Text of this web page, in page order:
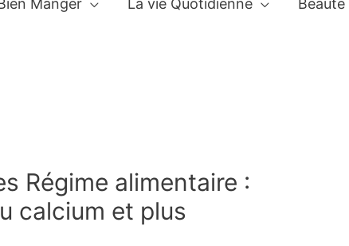
Bien Manger La vie Quotidienne Beauté
Régime alimentaire :
calcium et plus